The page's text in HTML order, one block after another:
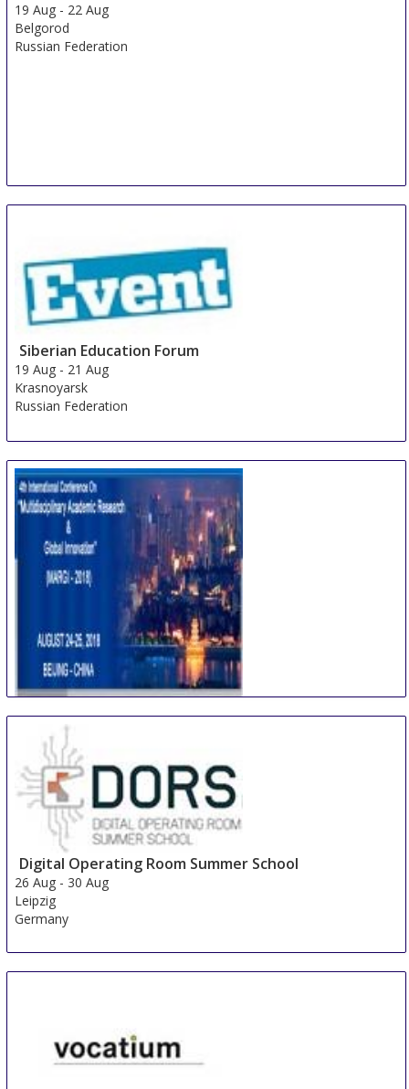
19 Aug - 22 Aug
Belgorod
Russian Federation
Siberian Education Forum
19 Aug - 21 Aug
Krasnoyarsk
Russian Federation
Academic Research & Global Innovation
24 Aug - 25 Aug
Beijing area
China
Digital Operating Room Summer School
26 Aug - 30 Aug
Leipzig
Germany